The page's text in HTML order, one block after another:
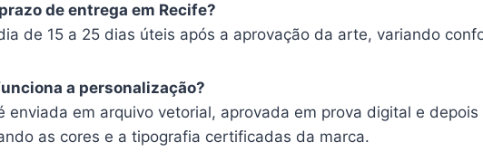
de entrega em Recife?
de 15 a 25 dias úteis após a aprovação da arte, variando
a personalização?
enviada em arquivo vetorial, aprovada em prova digital e
as cores e a tipografia certificadas da marca.